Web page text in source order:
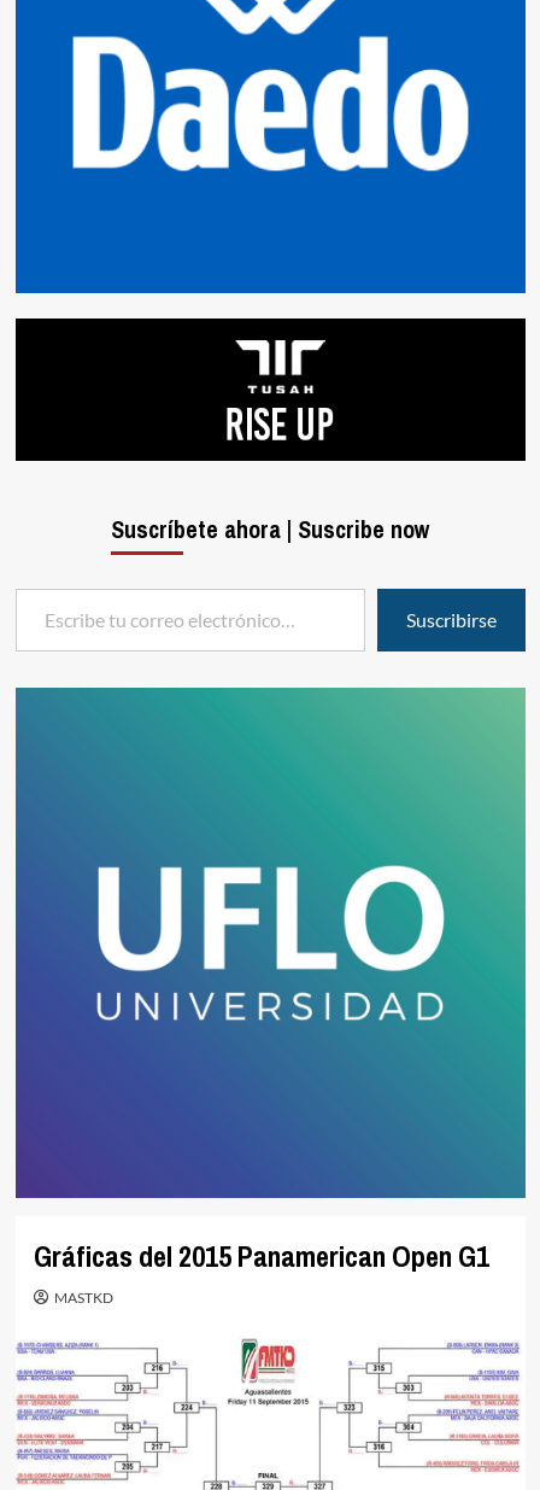
Gráficas del 2015 Panamerican Open G1
MASTKD
Suscríbete ahora | Suscribe now
Escribe tu correo electrónico…
Suscribirse